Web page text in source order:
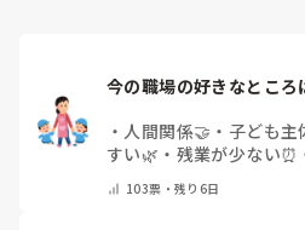
・ 人間関係🤝 ・ 子ども主
すい🌿 ・ 残業が少ない⏰
103票・残り6日